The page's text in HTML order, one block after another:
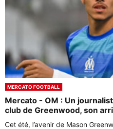
MERCATO FOOTBALL
Mercato - OM : Un
club de Greenwood, son
Cet été, l’avenir de Mason